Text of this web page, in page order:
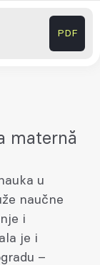
PDF
maternă
u
naučne
i
je i
–